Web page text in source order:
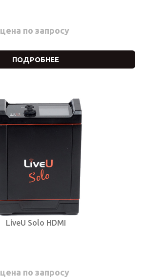
цена по запросу
ПОДРОБНЕЕ
LiveU Solo HDMI
цена по запросу